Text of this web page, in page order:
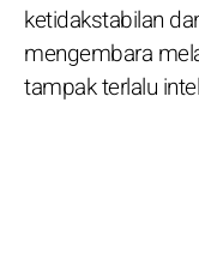
ketidakstabilan
mengembara
tampak terlalu